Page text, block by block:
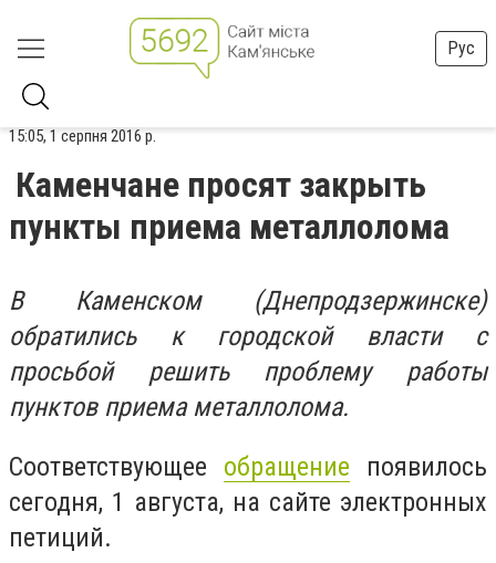
Рус
15:05, 1 серпня 2016 р.
Каменчане просят закрыть
пункты приема металлолома
В Каменском (Днепродзержинске)
обратились к городской власти с
просьбой решить проблему работы
пунктов приема металлолома.
Соответствующее обращение появилось
сегодня, 1 августа, на сайте электронных
петиций.